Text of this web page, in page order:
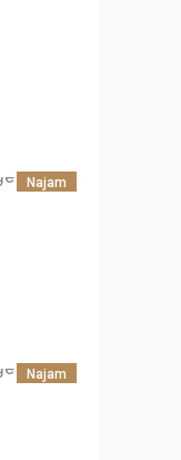
Najam
Najam